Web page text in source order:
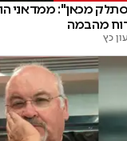
מכאן": ממדאני
מהבמה
כץ